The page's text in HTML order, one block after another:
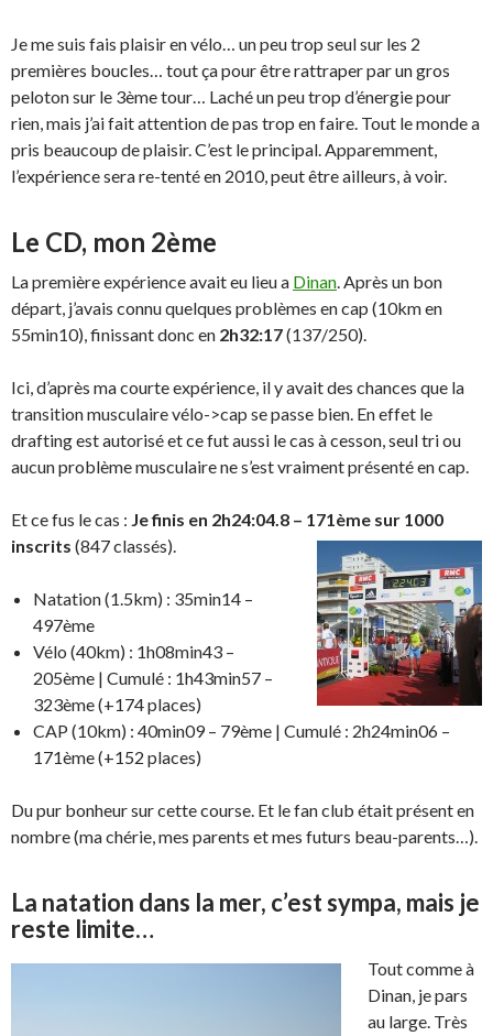
Je me suis fais plaisir en vélo… un peu trop seul sur les 2
premières boucles… tout ça pour être rattraper par un gros
peloton sur le 3ème tour… Laché un peu trop d’énergie pour
rien, mais j’ai fait attention de pas trop en faire. Tout le monde a
pris beaucoup de plaisir. C’est le principal. Apparemment,
l’expérience sera re-tenté en 2010, peut être ailleurs, à voir.
Le CD, mon 2ème
La première expérience avait eu lieu a Dinan. Après un bon
départ, j’avais connu quelques problèmes en cap (10km en
55min10), finissant donc en 2h32:17(137/250).
Ici, d’après ma courte expérience, il y avait des chances que la
transition musculaire vélo->cap se passe bien. En effet le
drafting est autorisé et ce fut aussi le cas à cesson, seul tri ou
aucun problème musculaire ne s’est vraiment présenté en cap.
Et ce fus le cas : Je finis en 2h24:04.8 – 171ème sur 1000
inscrits (847 classés).
Natation (1.5km) : 35min14 –
497ème
Vélo (40km) : 1h08min43 –
205ème | Cumulé : 1h43min57 –
323ème (+174 places)
CAP (10km) : 40min09 – 79ème | Cumulé : 2h24min06 –
171ème (+152 places)
Du pur bonheur sur cette course. Et le fan club était présent en
nombre (ma chérie, mes parents et mes futurs beau-parents…).
La natation dans la mer, c’est sympa, mais je
reste limite…
Tout comme à
Dinan, je pars
au large. Très